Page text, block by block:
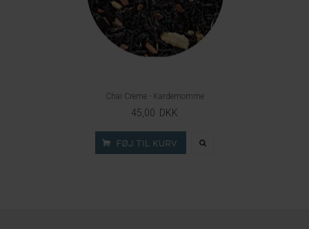
Chai Creme - Kardemomme
45,00 DKK